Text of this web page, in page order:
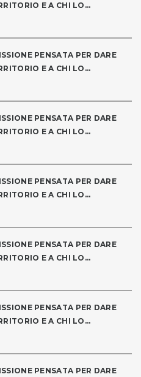
E A CHI LO...
PENSATA PER DARE
E A CHI LO...
PENSATA PER DARE
E A CHI LO...
PENSATA PER DARE
E A CHI LO...
PENSATA PER DARE
E A CHI LO...
PENSATA PER DARE
E A CHI LO...
PENSATA PER DARE